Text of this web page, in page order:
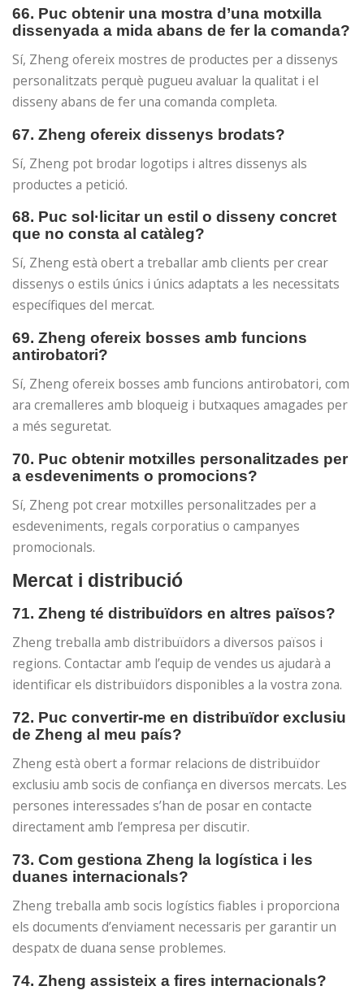
66. Puc obtenir una mostra d’una motxilla
dissenyada a mida abans de fer la comanda?
Sí, Zheng ofereix mostres de productes per a dissenys
personalitzats perquè pugueu avaluar la qualitat i el
disseny abans de fer una comanda completa.
67. Zheng ofereix dissenys brodats?
Sí, Zheng pot brodar logotips i altres dissenys als
productes a petició.
68. Puc sol·licitar un estil o disseny concret
que no consta al catàleg?
Sí, Zheng està obert a treballar amb clients per crear
dissenys o estils únics i únics adaptats a les necessitats
específiques del mercat.
69. Zheng ofereix bosses amb funcions
antirobatori?
Sí, Zheng ofereix bosses amb funcions antirobatori, com
ara cremalleres amb bloqueig i butxaques amagades per
a més seguretat.
70. Puc obtenir motxilles personalitzades per
a esdeveniments o promocions?
Sí, Zheng pot crear motxilles personalitzades per a
esdeveniments, regals corporatius o campanyes
promocionals.
Mercat i distribució
71. Zheng té distribuïdors en altres països?
Zheng treballa amb distribuïdors a diversos països i
regions. Contactar amb l’equip de vendes us ajudarà a
identificar els distribuïdors disponibles a la vostra zona.
72. Puc convertir-me en distribuïdor exclusiu
de Zheng al meu país?
Zheng està obert a formar relacions de distribuïdor
exclusiu amb socis de confiança en diversos mercats. Les
persones interessades s’han de posar en contacte
directament amb l’empresa per discutir.
73. Com gestiona Zheng la logística i les
duanes internacionals?
Zheng treballa amb socis logístics fiables i proporciona
els documents d’enviament necessaris per garantir un
despatx de duana sense problemes.
74. Zheng assisteix a fires internacionals?